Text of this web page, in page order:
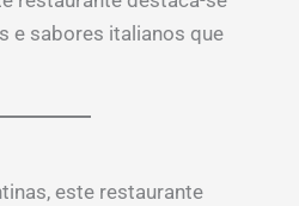
e sabores italianos que
este restaurante